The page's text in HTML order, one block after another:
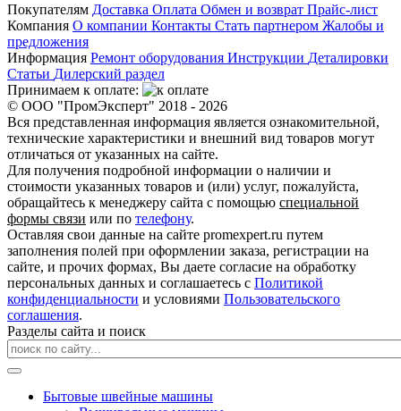
Покупателям Доставка Оплата Обмен и возврат Прайс-лист
Компания О компании Контакты Стать партнером Жалобы и
предложения
Информация Ремонт оборудования Инструкции Деталировки
Статьи Дилерский раздел
Принимаем к оплате:
© ООО "ПромЭксперт" 2018 - 2026
Вся представленная информация является ознакомительной,
технические характеристики и внешний вид товаров могут
отличаться от указанных на сайте.
Для получения подробной информации о наличии и
стоимости указанных товаров и (или) услуг, пожалуйста,
обращайтесь к менеджеру сайта с помощью специальной
формы связи или по телефону.
Оставляя свои данные на сайте promexpert.ru путем
заполнения полей при оформлении заказа, регистрации на
сайте, и прочих формах, Вы даете согласие на обработку
персональных данных и соглашаетесь с Политикой
конфиденциальности и условиями Пользовательского
соглашения.
Разделы сайта и поиск
Бытовые швейные машины